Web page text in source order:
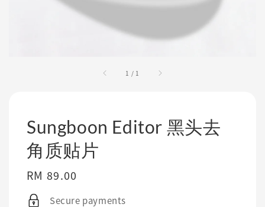
1 / 1
Sungboon Editor 黑头去
角质贴片
Regular
price
RM 89.00
Secure payments